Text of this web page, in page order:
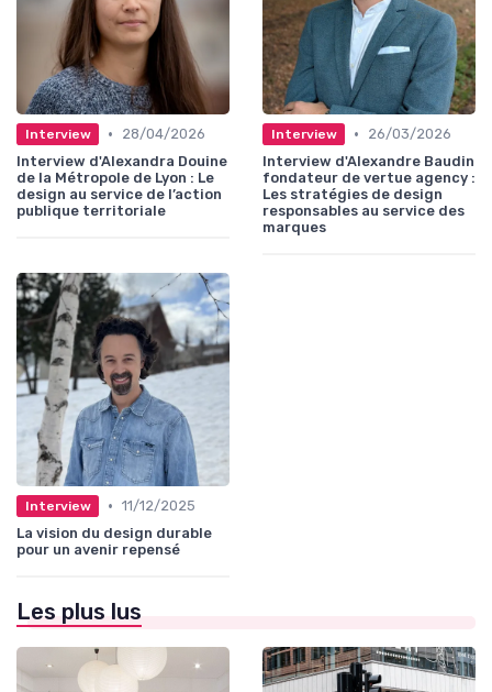
Interview •
28/04/2026
Interview d'Alexandra Douine
de la Métropole de Lyon : Le
design au service de l’action
publique territoriale
Interview •
26/03/2026
Interview d'Alexandre Baudin
fondateur de vertue agency :
Les stratégies de design
responsables au service des
marques
Interview • 11/12/2025
La vision du design durable
pour un avenir repensé
Les plus lus